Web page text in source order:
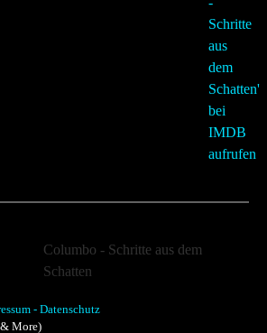
Columbo - Schritte aus dem
Schatten
Lady in Waiting
- Datenschutz
More)